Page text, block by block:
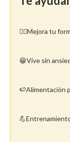
🤸‍♀️Mejora tu
😁Vive sin
🍉Alimentación